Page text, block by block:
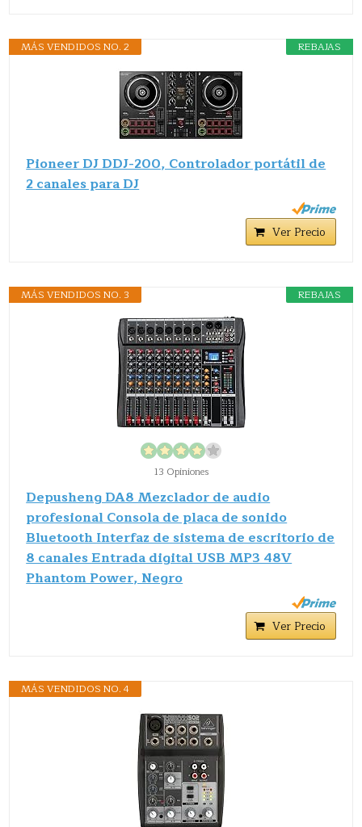
REBAJAS
MÁS VENDIDOS NO. 2
Pioneer DJ DDJ-200, Controlador portátil de
2 canales para DJ
Ver Precio
REBAJAS
MÁS VENDIDOS NO. 3
13 Opiniones
Depusheng DA8 Mezclador de audio
profesional Consola de placa de sonido
Bluetooth Interfaz de sistema de escritorio de
8 canales Entrada digital USB MP3 48V
Phantom Power, Negro
Ver Precio
MÁS VENDIDOS NO. 4